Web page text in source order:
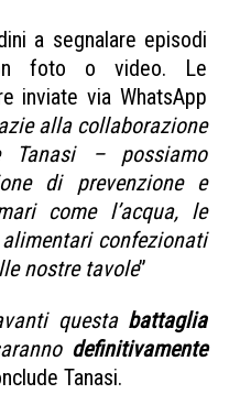
a segnalare episodi
foto o video. Le
inviate via WhatsApp
alla collaborazione
– possiamo
di prevenzione e
come l’acqua, le
confezionati
nostre tavole”
questa battaglia
definitivamente
Tanasi.